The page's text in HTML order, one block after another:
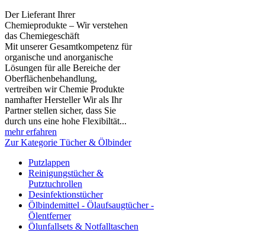
Der Lieferant Ihrer
Chemieprodukte – Wir verstehen
das Chemiegeschäft
Mit unserer Gesamtkompetenz für
organische und anorganische
Lösungen für alle Bereiche der
Oberflächenbehandlung,
vertreiben wir Chemie Produkte
namhafter Hersteller Wir als Ihr
Partner stellen sicher, dass Sie
durch uns eine hohe Flexibiltät...
mehr erfahren
Zur Kategorie Tücher & Ölbinder
Putzlappen
Reinigungstücher &
Putztuchrollen
Desinfektionstücher
Ölbindemittel - Ölaufsaugtücher -
Ölentferner
Ölunfallsets & Notfalltaschen